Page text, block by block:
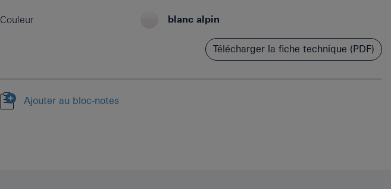
Couleur blanc alpin
Télécharger la fiche technique (PDF)
Ajouter au bloc-notes